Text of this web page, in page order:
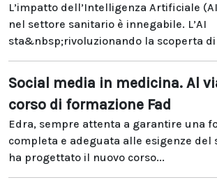
L’impatto dell’Intelligenza Artificiale
nel settore sanitario è innegabile. L’AI
sta&nbsp;rivoluzionando la scoperta
Social media in medicina. Al
corso di formazione Fad
Edra, sempre attenta a garantire una
completa e adeguata alle esigenze del
ha progettato il nuovo corso...